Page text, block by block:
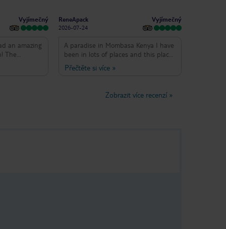
Vyjímečný
an amazing
The
the
for
ReneApack
2026-07-24
Vyjímečný
A paradise in Mombasa Kenya I have
been in lots of places and this place
is with the top 5 because of the
heart of all the people who work
attentive mo matter how small my
request was. They breathe and
Přečtěte si více»
Zobrazit více recenzí»